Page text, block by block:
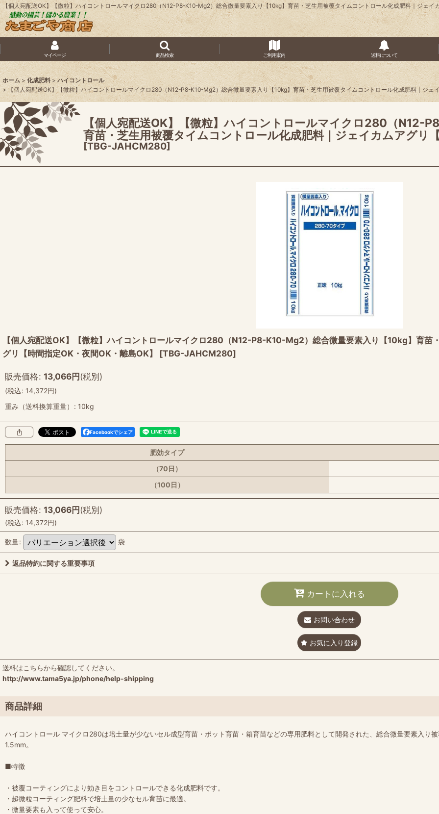
【個人宛配送OK】【微粒】ハイコントロールマイクロ280（N12-P8-K10-Mg2）総合微量要素入り【10kg】育苗・芝生用被覆タイムコントロール化成肥料｜ジェ
マイページ 商品検索 ご利用案内 送料について
ホーム > 化成肥料 > ハイコントロール
> 【個人宛配送OK】【微粒】ハイコントロールマイクロ280（N12-P8-K10-Mg2）総合微量要素入り【10kg】育苗・芝生用被覆タイムコントロール化成肥料｜ジェ
【個人宛配送OK】【微粒】ハイコントロールマイクロ280（N12-
育苗・芝生用被覆タイムコントロール化成肥料｜ジェイカムアグリ
[TBG-JAHCM280]
【個人宛配送OK】【微粒】ハイコントロールマイクロ280（N12-P8-K10-Mg2）総合微量要素入り【10kg】育苗
グリ【時間指定OK・夜間OK・離島OK】
[TBG-JAHCM280]
販売価格: 13,066円(税別)
(税込: 14,372円)
重み（送料換算重量）
: 10kg
Facebookでシェア
肥効タイプ
（70日）
（100日）
販売価格: 13,066円(税別)
(税込: 14,372円)
数量: 袋
返品特約に関する重要事項
カートに入れる
お問い合わせ
お気に入り登録
送料はこちらから確認してください。
http://www.tama5ya.jp/phone/help-shipping
商品詳細
ハイコントロール マイクロ280は培土量が少ないセル成型育苗・ポット育苗・箱育苗などの専用肥料として開発された、総合微量要素入り
1.5mm。
■特徴
・被覆コーティングにより効き目をコントロールできる化成肥料です。
・超微粒コーティング肥料で培土量の少なセル育苗に最適。
・微量要素も入って使って安心。